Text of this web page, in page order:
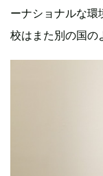
ーナショナルな環
校はまた別の国の